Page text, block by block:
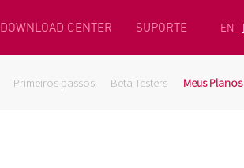
DOWNLOAD CENTER SUPORTE EN
Primeiros passos Beta Testers Meus Planos